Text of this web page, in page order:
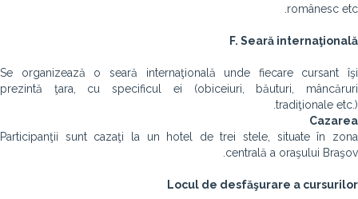
românesc etc.
F. Seară internaţională
Se organizează o seară internaţională unde fiecare cursant îşi
prezintă ţara, cu specificul ei (obiceiuri, băuturi, mâncăruri
tradiţionale etc.).
Cazarea
Participanţii sunt cazaţi la un hotel de trei stele, situate în zona
centrală a oraşului Braşov.
Locul de desfăşurare a cursurilor